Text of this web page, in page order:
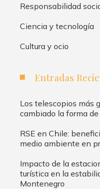
Responsabilidad
Ciencia y tecnología
Cultura y ocio
Entradas
Los telescopios más
cambiado la forma
RSE en Chile:
medio ambiente en
Impacto de la
turística en la
Montenegro